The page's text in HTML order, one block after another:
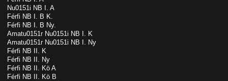
Nu0151i NB I. A
Férfi NB I. B K.
Férfi NB I. B Ny.
Amatu0151r Nu0151i NB I. K
Amatu0151r Nu0151i NB I. Ny
Férfi NB II. K
Férfi NB II. Ny
Férfi NB II. Kö A
Férfi NB II. Kö B